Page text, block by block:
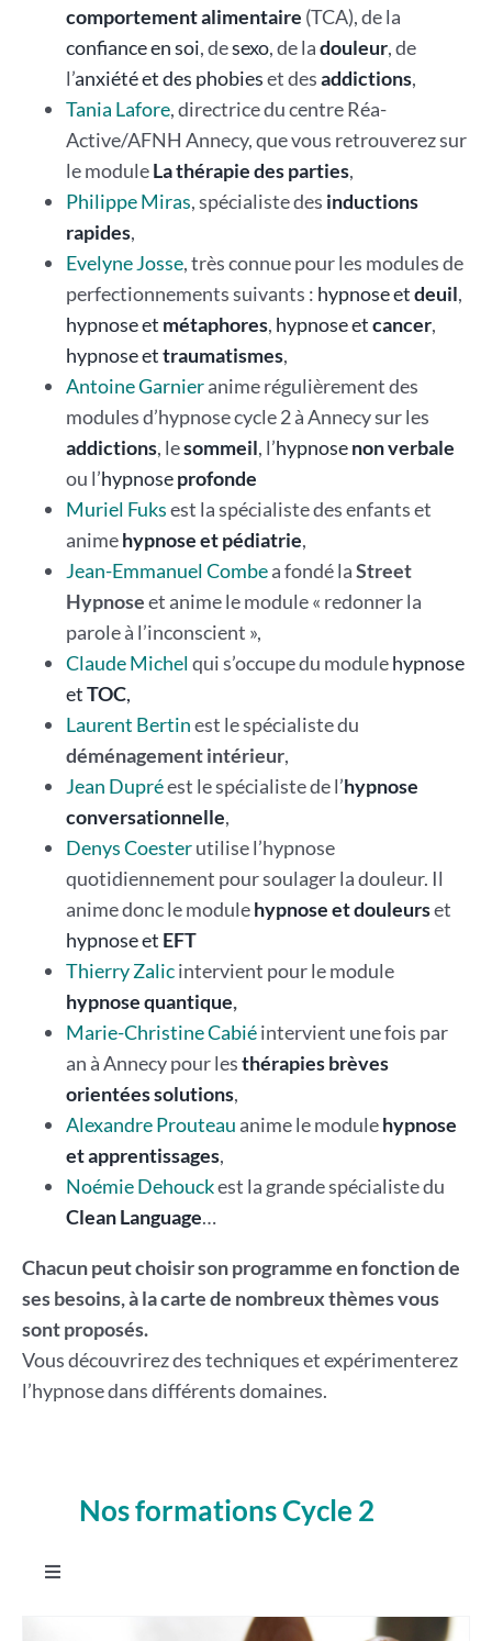
comportement alimentaire (TCA), de la
confiance en soi, desexo, de ladouleur, de
l’anxiété et des phobieset desaddictions,
Tania Lafore, directrice du centre Réa-
Active/AFNH Annecy, que vous retrouverez sur
le moduleLa thérapie des parties,
Philippe Miras, spécialiste des inductions
rapides,
Evelyne Josse, très connue pour les modules de
perfectionnements suivants : hypnose etdeuil,
hypnose et métaphores, hypnose etcancer,
hypnose ettraumatismes,
Antoine Garnieranime régulièrement des
modules d’hypnose cycle 2 à Annecy sur les
addictions, lesommeil, l’hypnosenon verbale
ou l’hypnoseprofonde
Muriel Fuksest la spécialiste des enfants et
animehypnose et pédiatrie,
Jean-Emmanuel Combea fondé laStreet
Hypnoseet anime le module « redonner la
parole à l’inconscient »,
Claude Michelqui s’occupe du modulehypnose
etTOC,
Laurent Bertinest le spécialiste du
déménagement intérieur,
Jean Dupréest le spécialiste de l’hypnose
conversationnelle,
Denys Coesterutilise l’hypnose
quotidiennement pour soulager la douleur. Il
anime donc le modulehypnose et douleurset
hypnose et EFT
Thierry Zalicintervient pour le module
hypnose quantique,
Marie-Christine Cabiéintervient une fois par
an à Annecy pour lesthérapies brèves
orientées solutions,
Alexandre Prouteau anime le modulehypnose
et apprentissages,
Noémie Dehouckest la grande spécialiste du
Clean Language…
Chacun peut choisir son programme en fonction de
ses besoins, à la carte de nombreux thèmes vous
sont proposés.
Vous découvrirez des techniques et expérimenterez
l’hypnose dans différents domaines.
Nos formations Cycle 2
Toggle
Intégrer Les constellations systémiques familiales en